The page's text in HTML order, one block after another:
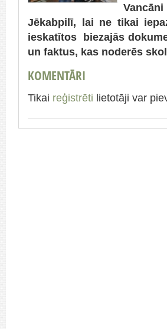
Jēkabpilī, lai ne tikai
ieskatītos biezajās
un faktus, kas noderēs
KOMENTĀRI
Tikai reģistrēti lietotāji var